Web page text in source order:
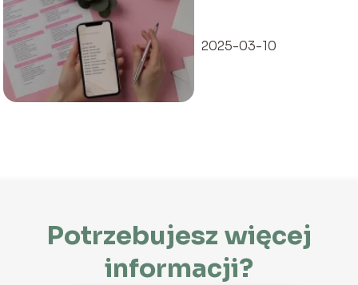
2025-03-10
Potrzebujesz więcej
informacji?